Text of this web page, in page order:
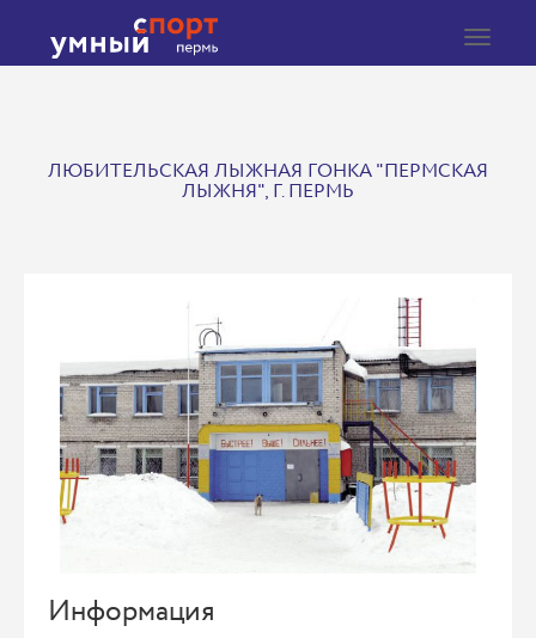
Toggle
ЛЮБИТЕЛЬСКАЯ ЛЫЖНАЯ ГОНКА "ПЕРМСКАЯ
ЛЫЖНЯ", Г. ПЕРМЬ
Информация